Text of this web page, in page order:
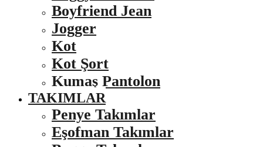
Boyfriend Jean
Jogger
Kot
Kot Şort
Kumaş Pantolon
TAKIMLAR
Penye Takımlar
Eşofman Takımlar